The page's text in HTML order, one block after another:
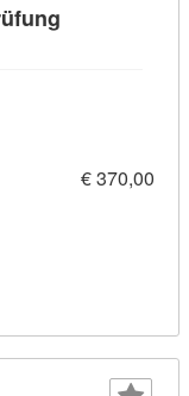
€ 370,00